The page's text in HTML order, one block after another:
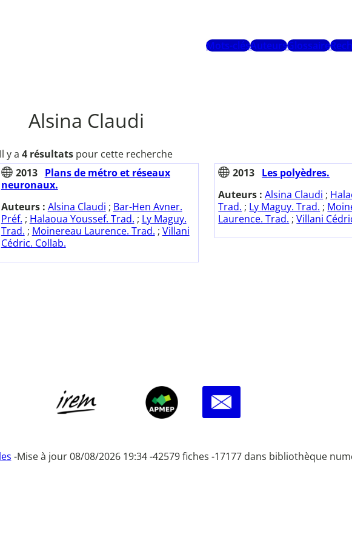
Mots-clésAuteursGlossaire
Alsina Claudi
Il y a 4 résultats pour cette recherche
2013
Plans de métro et réseaux
neuronaux.
Auteurs : Alsina Claudi ; Bar-Hen Avner.
Préf. ; Halaoua Youssef. Trad. ; Ly Maguy.
Trad. ; Moinereau Laurence. Trad. ; Villani
Cédric. Collab.
2013 Les polyèdres.
Auteurs :Alsina Claudi ;
Trad. ; Ly Maguy. Trad. ;
Laurence. Trad. ;Villani
-Mise à jour 08/08/2026 19:34 -42579 fiches -17177 dans bibliothèque